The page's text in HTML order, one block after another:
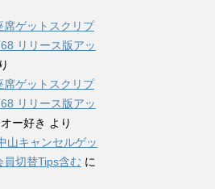
席ゲットスクリプ
リリース版アッ
席ゲットスクリプ
リリース版アッ
ー好き より
山キャンセルゲッ
切替Tips含む に